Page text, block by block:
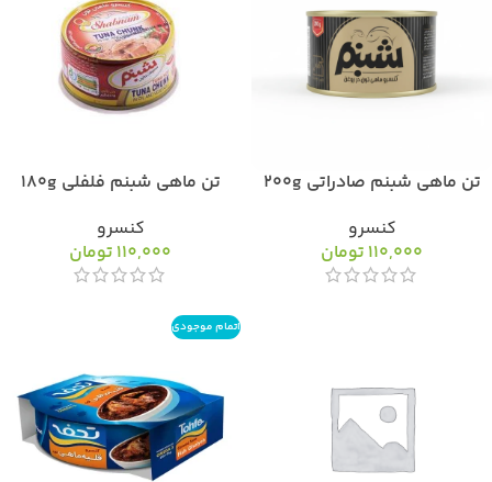
تن ماهی شبنم صادراتی 200g
کنسرو
110,000 تومان
تن ماهی شبنم فلفلی 180g
کنسرو
110,000 تومان
اتمام موجودی